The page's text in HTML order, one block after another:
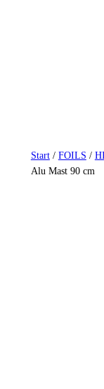
Start/ FOILS /
Alu Mast 90 cm